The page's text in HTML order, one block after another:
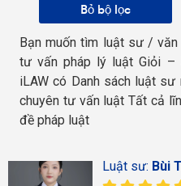
Bỏ bộ lọc
Bạn muốn tìm luật sư /
tư vấn pháp lý luật Giỏi –
iLAW có Danh sách luật
chuyên tư vấn luật Tất cả
đề pháp luật
Luật sư: Bùi